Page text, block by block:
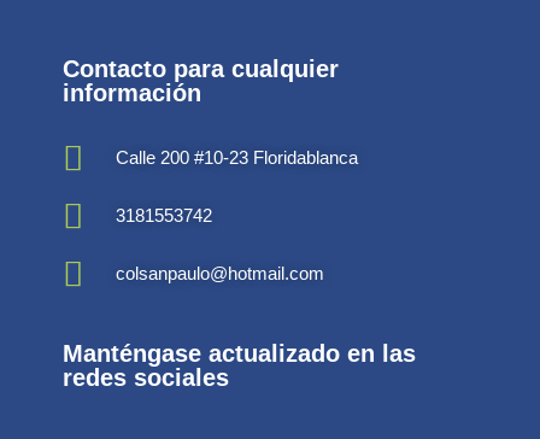
Contacto para cualquier
información
Calle 200 #10-23 Floridablanca
3181553742
colsanpaulo@hotmail.com
Manténgase actualizado en las
redes sociales